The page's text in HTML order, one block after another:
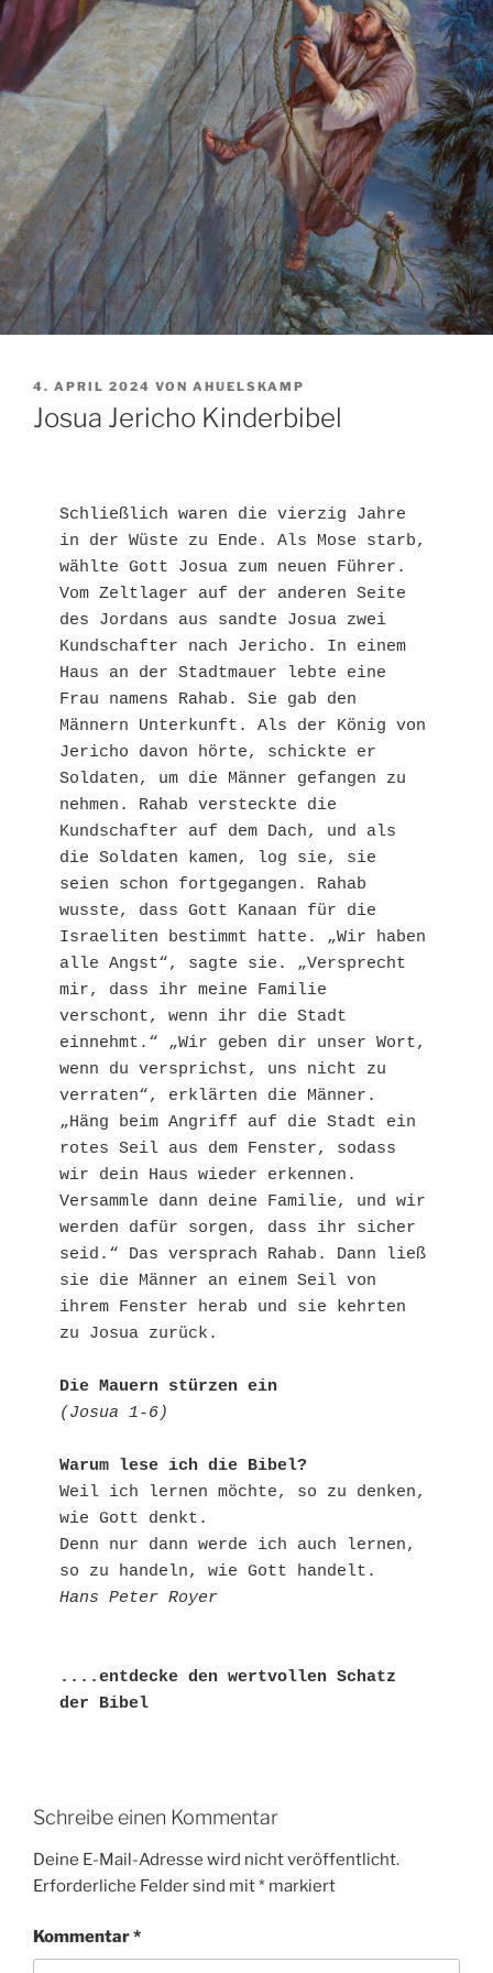
VERÖFFENTLICHT
AM
4. APRIL 2024 VON AHUELSKAMP
Josua Jericho Kinderbibel
Schließlich waren die vierzig Jahre
in der Wüste zu Ende. Als Mose starb,
wählte Gott Josua zum neuen Führer.
Vom Zeltlager auf der anderen Seite
des Jordans aus sandte Josua zwei
Kundschafter nach Jericho. In einem
Haus an der Stadtmauer lebte eine
Frau namens Rahab. Sie gab den
Männern Unterkunft. Als der König von
Jericho davon hörte, schickte er
Soldaten, um die Männer gefangen zu
nehmen. Rahab versteckte die
Kundschafter auf dem Dach, und als
die Soldaten kamen, log sie, sie
seien schon fortgegangen. Rahab
wusste, dass Gott Kanaan für die
Israeliten bestimmt hatte. „Wir haben
alle Angst“, sagte sie. „Versprecht
mir, dass ihr meine Familie
verschont, wenn ihr die Stadt
einnehmt.“ „Wir geben dir unser Wort,
wenn du versprichst, uns nicht zu
verraten“, erklärten die Männer.
„Häng beim Angriff auf die Stadt ein
rotes Seil aus dem Fenster, sodass
wir dein Haus wieder erkennen.
Versammle dann deine Familie, und wir
werden dafür sorgen, dass ihr sicher
seid.“ Das versprach Rahab. Dann ließ
sie die Männer an einem Seil von
ihrem Fenster herab und sie kehrten
zu Josua zurück.
Die Mauern stürzen ein
(Josua 1-6)
Warum lese ich die Bibel?
Weil ich lernen möchte, so zu denken,
wie Gott denkt.
Denn nur dann werde ich auch lernen,
Hans Peter Royer
....entdecke den wertvollen Schatz
der Bibel
Schreibe einen Kommentar
Deine E-Mail-Adresse wird nicht veröffentlicht.
Erforderliche Felder sind mit* markiert
Kommentar*